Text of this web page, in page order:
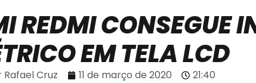
REDMI CONSEGUE
EM TELA LCD
Rafael Cruz 11 de março de 2020 21:40